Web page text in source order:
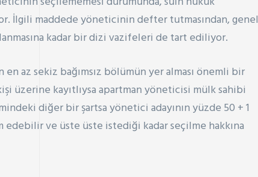
İlgili maddede yöneticinin defter tutmasından, genel
kadar bir dizi vazifeleri de tart ediliyor.
az sekiz bağımsız bölümün yer alması önemli bir
üzerine kayıtlıysa apartman yöneticisi mülk sahibi
diğer bir şartsa yönetici adayının yüzde 50 + 1
edebilir ve üste üste istediği kadar seçilme hakkına